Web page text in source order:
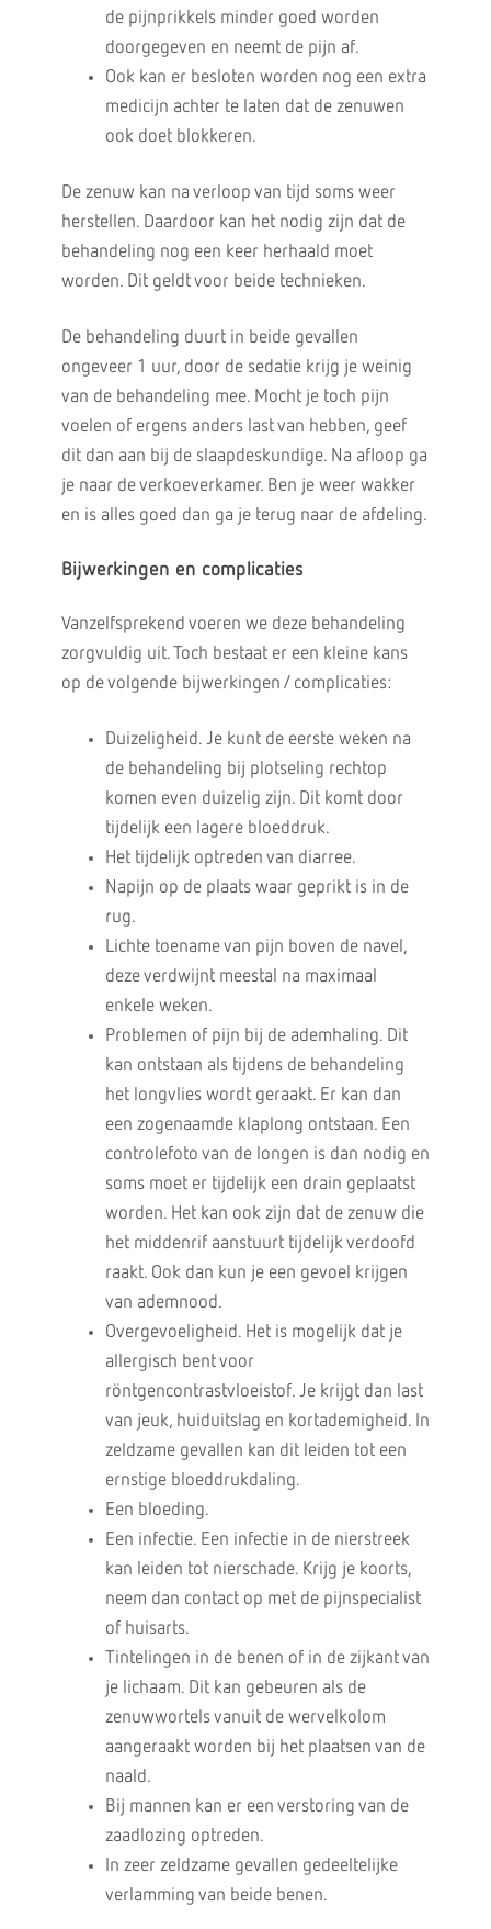
de pijnprikkels minder goed worden
doorgegeven en neemt de pijn af.
Ook kan er besloten worden nog een extra
medicijn achter te laten dat de zenuwen
ook doet blokkeren.
De zenuw kan na verloop van tijd soms weer
herstellen. Daardoor kan het nodig zijn dat de
behandeling nog een keer herhaald moet
worden. Dit geldt voor beide technieken.
De behandeling duurt in beide gevallen
ongeveer 1 uur, door de sedatie krijg je weinig
van de behandeling mee. Mocht je toch pijn
voelen of ergens anders last van hebben, geef
dit dan aan bij de slaapdeskundige. Na afloop ga
je naar de verkoeverkamer. Ben je weer wakker
en is alles goed dan ga je terug naar de afdeling.
Bijwerkingen en complicaties
Vanzelfsprekend voeren we deze behandeling
zorgvuldig uit. Toch bestaat er een kleine kans
op de volgende bijwerkingen / complicaties:
Duizeligheid. Je kunt de eerste weken na
de behandeling bij plotseling rechtop
komen even duizelig zijn. Dit komt door
tijdelijk een lagere bloeddruk.
Het tijdelijk optreden van diarree.
Napijn op de plaats waar geprikt is in de
rug.
Lichte toename van pijn boven de navel,
deze verdwijnt meestal na maximaal
enkele weken.
Problemen of pijn bij de ademhaling. Dit
kan ontstaan als tijdens de behandeling
het longvlies wordt geraakt. Er kan dan
een zogenaamde klaplong ontstaan. Een
controlefoto van de longen is dan nodig en
soms moet er tijdelijk een drain geplaatst
worden. Het kan ook zijn dat de zenuw die
het middenrif aanstuurt tijdelijk verdoofd
raakt. Ook dan kun je een gevoel krijgen
van ademnood.
Overgevoeligheid. Het is mogelijk dat je
allergisch bent voor
röntgencontrastvloeistof. Je krijgt dan last
van jeuk, huiduitslag en kortademigheid. In
zeldzame gevallen kan dit leiden tot een
ernstige bloeddrukdaling.
Een bloeding.
Een infectie. Een infectie in de nierstreek
kan leiden tot nierschade. Krijg je koorts,
neem dan contact op met de pijnspecialist
of huisarts.
Tintelingen in de benen of in de zijkant van
je lichaam. Dit kan gebeuren als de
zenuwwortels vanuit de wervelkolom
aangeraakt worden bij het plaatsen van de
naald.
Bij mannen kan er een verstoring van de
zaadlozing optreden.
In zeer zeldzame gevallen gedeeltelijke
verlamming van beide benen.